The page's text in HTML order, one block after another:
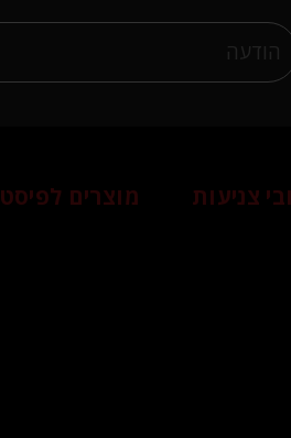
צניעות מוצרים לפיסט